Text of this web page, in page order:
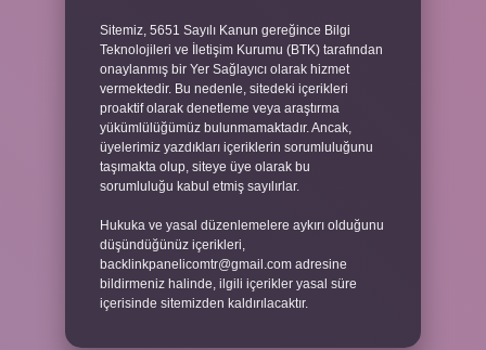
Sitemiz, 5651 Sayılı Kanun gereğince Bilgi
Teknolojileri ve İletişim Kurumu (BTK) tarafından
onaylanmış bir Yer Sağlayıcı olarak hizmet
vermektedir. Bu nedenle, sitedeki içerikleri
proaktif olarak denetleme veya araştırma
yükümlülüğümüz bulunmamaktadır. Ancak,
üyelerimiz yazdıkları içeriklerin sorumluluğunu
taşımakta olup, siteye üye olarak bu
sorumluluğu kabul etmiş sayılırlar.
Hukuka ve yasal düzenlemelere aykırı olduğunu
düşündüğünüz içerikleri,
backlinkpanelicomtr@gmail.com adresine
bildirmeniz halinde, ilgili içerikler yasal süre
içerisinde sitemizden kaldırılacaktır.